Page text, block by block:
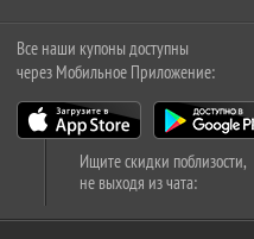
Все наши купоны доступны
через Мобильное Приложение:
Ищите скидки поблизости,
не выходя из чата: